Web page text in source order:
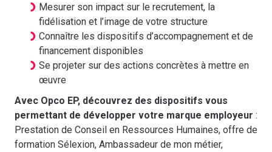
Mesurer son impact sur le recrutement, la
fidélisation et l’image de votre structure
Connaître les dispositifs d’accompagnement et de
financement disponibles
Se projeter sur des actions concrètes à mettre en
œuvre
Avec Opco EP, découvrez des dispositifs vous
permettant de développer votre marque employeur :
Prestation de Conseil en Ressources Humaines, offre de
formation Sélexion, Ambassadeur de mon métier,